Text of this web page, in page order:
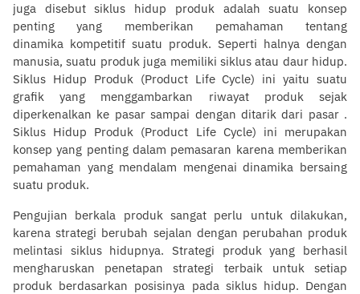
juga disebut siklus hidup produk adalah suatu konsep
penting yang memberikan pemahaman tentang
dinamika kompetitif suatu produk. Seperti halnya dengan
manusia, suatu produk juga memiliki siklus atau daur hidup.
Siklus Hidup Produk (Product Life Cycle) ini yaitu suatu
grafik yang menggambarkan riwayat produk sejak
diperkenalkan ke pasar sampai dengan ditarik dari pasar .
Siklus Hidup Produk (Product Life Cycle) ini merupakan
konsep yang penting dalam pemasaran karena memberikan
pemahaman yang mendalam mengenai dinamika bersaing
suatu produk.
Pengujian berkala produk sangat perlu untuk dilakukan,
karena strategi berubah sejalan dengan perubahan produk
melintasi siklus hidupnya. Strategi produk yang berhasil
mengharuskan penetapan strategi terbaik untuk setiap
produk berdasarkan posisinya pada siklus hidup. Dengan